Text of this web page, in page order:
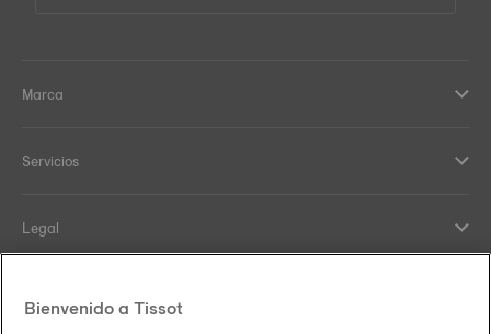
Marca
Servicios
Legal
Bienvenido a Tissot